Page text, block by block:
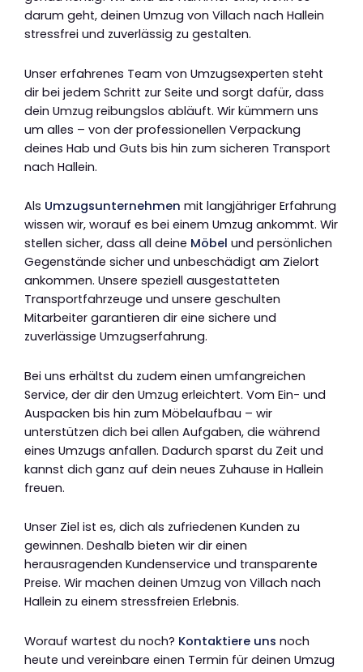
darum geht, deinen Umzug von Villach nach Hallein
stressfrei und zuverlässig zu gestalten.
Unser erfahrenes Team von Umzugsexperten steht
dir bei jedem Schritt zur Seite und sorgt dafür, dass
dein Umzug reibungslos abläuft. Wir kümmern uns
um alles – von der professionellen Verpackung
deines Hab und Guts bis hin zum sicheren Transport
nach Hallein.
Als Umzugsunternehmen mit langjähriger Erfahrung
wissen wir, worauf es bei einem Umzug ankommt. Wir
stellen sicher, dass all deine Möbel und persönlichen
Gegenstände sicher und unbeschädigt am Zielort
ankommen. Unsere speziell ausgestatteten
Transportfahrzeuge und unsere geschulten
Mitarbeiter garantieren dir eine sichere und
zuverlässige Umzugserfahrung.
Bei uns erhältst du zudem einen umfangreichen
Service, der dir den Umzug erleichtert. Vom Ein- und
Auspacken bis hin zum Möbelaufbau – wir
unterstützen dich bei allen Aufgaben, die während
eines Umzugs anfallen. Dadurch sparst du Zeit und
kannst dich ganz auf dein neues Zuhause in Hallein
freuen.
Unser Ziel ist es, dich als zufriedenen Kunden zu
gewinnen. Deshalb bieten wir dir einen
herausragenden Kundenservice und transparente
Preise. Wir machen deinen Umzug von Villach nach
Hallein zu einem stressfreien Erlebnis.
Worauf wartest du noch? Kontaktiere uns noch
heute und vereinbare einen Termin für deinen Umzug